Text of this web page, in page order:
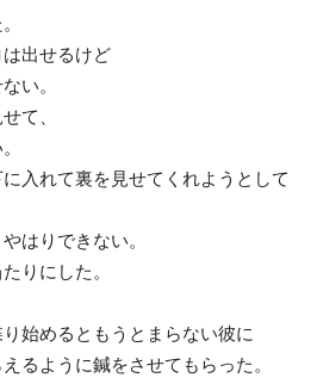
出せるけど
い。
て、
入れて裏を見せてくれようとして
はりできない。
りにした。
始めるともうとまらない彼に
るように鍼をさせてもらった。